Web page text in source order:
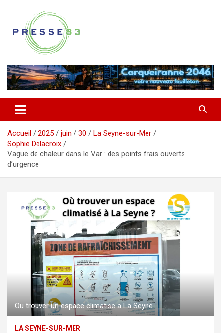
contenu
Presse 83
Accueil 2025 juin 30
La Seyne-sur-Mer
Sophie Delacroix
Vague de chaleur dans le Var : des points frais ouverts
d’urgence
Ou trouver un espace climatise a La Seyne
LA SEYNE-SUR-MER